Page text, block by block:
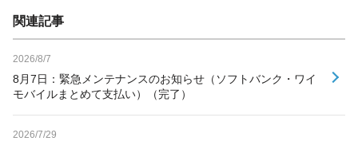
関連記事
2026/8/7
8月7日：緊急メンテナンスのお知らせ（ソフトバンク・ワイ
モバイルまとめて支払い）（完了）
2026/7/29